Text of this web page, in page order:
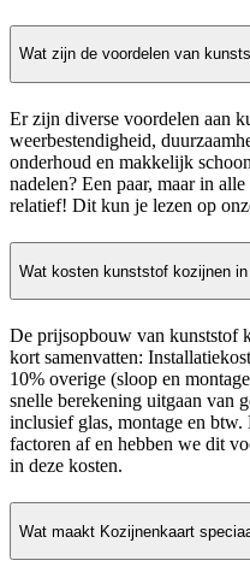
Wat zijn de voordelen van
Er zijn diverse voordelen aan
weerbestendigheid,
onderhoud en makkelijk
nadelen? Een paar, maar in
relatief! Dit kun je lezen op
Wat kosten kunststof kozijnen in
De prijsopbouw van kunststof
kort samenvatten:
10% overige (sloop en
snelle berekening uitgaan van
inclusief glas, montage en
factoren af en hebben we dit
in deze kosten.
Wat maakt Kozijnenkaart